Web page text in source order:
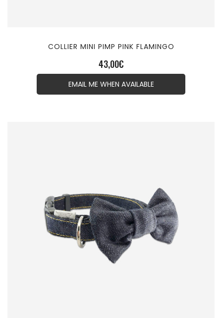
COLLIER MINI PIMP PINK FLAMINGO
43,00€
EMAIL ME WHEN AVAILABLE